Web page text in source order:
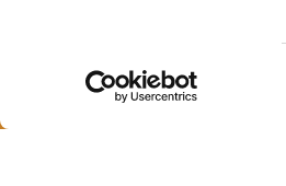
Newsletter